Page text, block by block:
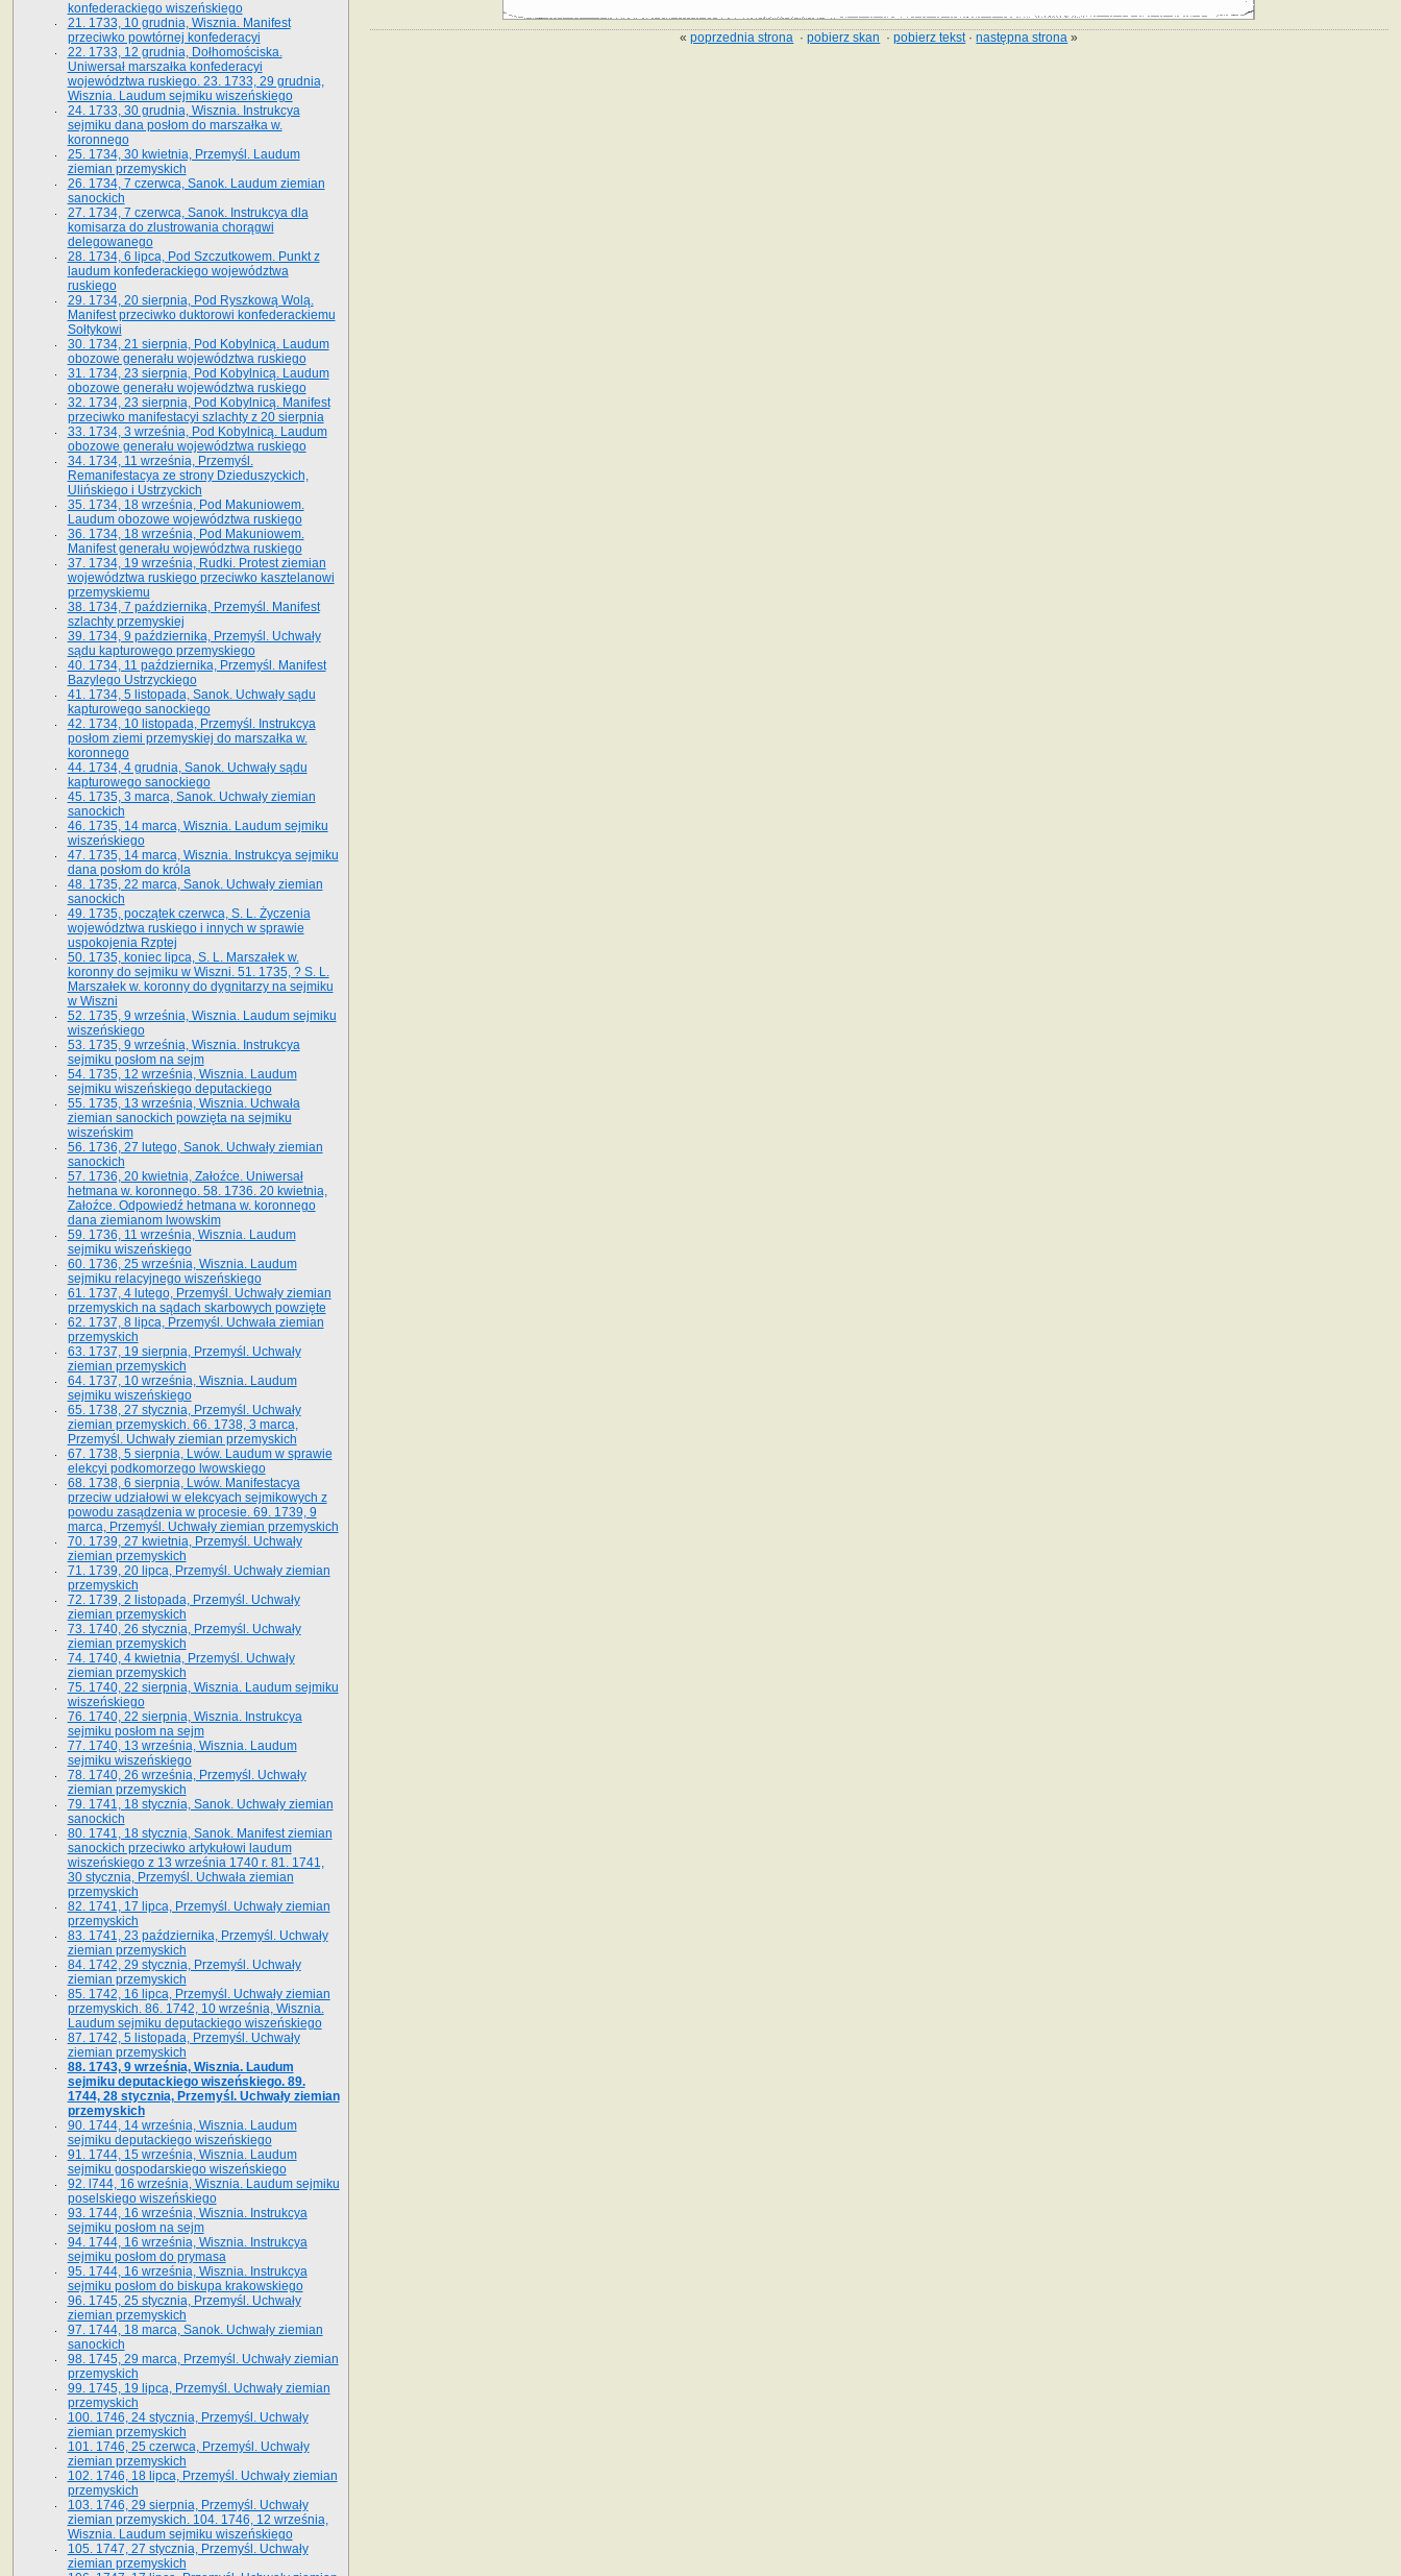
«poprzednia strona ·pobierz skan ·pobierz tekst·następna strona »
konfederackiego wiszeńskiego
21. 1733, 10 grudnia, Wisznia. Manifest
przeciwko powtórnej konfederacyi
22. 1733, 12 grudnia, Dołhomościska.
Uniwersał marszałka konfederacyi
województwa ruskiego. 23. 1733, 29 grudnia,
Wisznia. Laudum sejmiku wiszeńskiego
24. 1733, 30 grudnia, Wisznia. Instrukcya
sejmiku dana posłom do marszałka w.
koronnego
25. 1734, 30 kwietnia, Przemyśl. Laudum
ziemian przemyskich
26. 1734, 7 czerwca, Sanok. Laudum ziemian
sanockich
27. 1734, 7 czerwca, Sanok. Instrukcya dla
komisarza do zlustrowania chorągwi
delegowanego
28. 1734, 6 lipca, Pod Szczutkowem. Punkt z
laudum konfederackiego województwa
ruskiego
29. 1734, 20 sierpnia, Pod Ryszkową Wolą.
Manifest przeciwko duktorowi konfederackiemu
Sołtykowi
30. 1734, 21 sierpnia, Pod Kobylnicą. Laudum
obozowe generału województwa ruskiego
31. 1734, 23 sierpnia, Pod Kobylnicą. Laudum
obozowe generału województwa ruskiego
32. 1734, 23 sierpnia, Pod Kobylnicą. Manifest
przeciwko manifestacyi szlachty z 20 sierpnia
33. 1734, 3 września, Pod Kobylnicą. Laudum
obozowe generału województwa ruskiego
34. 1734, 11 września, Przemyśl.
Remanifestacya ze strony Dzieduszyckich,
Ulińskiego i Ustrzyckich
35. 1734, 18 września, Pod Makuniowem.
Laudum obozowe województwa ruskiego
36. 1734, 18 września, Pod Makuniowem.
Manifest generału województwa ruskiego
37. 1734, 19 września, Rudki. Protest ziemian
województwa ruskiego przeciwko kasztelanowi
przemyskiemu
38. 1734, 7 października, Przemyśl. Manifest
szlachty przemyskiej
39. 1734, 9 października, Przemyśl. Uchwały
sądu kapturowego przemyskiego
40. 1734, 11 października, Przemyśl. Manifest
Bazylego Ustrzyckiego
41. 1734, 5 listopada, Sanok. Uchwały sądu
kapturowego sanockiego
42. 1734, 10 listopada, Przemyśl. Instrukcya
posłom ziemi przemyskiej do marszałka w.
koronnego
44. 1734, 4 grudnia, Sanok. Uchwały sądu
kapturowego sanockiego
45. 1735, 3 marca, Sanok. Uchwały ziemian
sanockich
46. 1735, 14 marca, Wisznia. Laudum sejmiku
wiszeńskiego
47. 1735, 14 marca, Wisznia. Instrukcya sejmiku
dana posłom do króla
48. 1735, 22 marca, Sanok. Uchwały ziemian
sanockich
49. 1735, początek czerwca, S. L. Życzenia
województwa ruskiego i innych w sprawie
uspokojenia Rzptej
50. 1735, koniec lipca, S. L. Marszałek w.
koronny do sejmiku w Wiszni. 51. 1735, ? S. L.
Marszałek w. koronny do dygnitarzy na sejmiku
w Wiszni
52. 1735, 9 września, Wisznia. Laudum sejmiku
wiszeńskiego
53. 1735, 9 września, Wisznia. Instrukcya
sejmiku posłom na sejm
54. 1735, 12 września, Wisznia. Laudum
sejmiku wiszeńskiego deputackiego
55. 1735, 13 września, Wisznia. Uchwała
ziemian sanockich powzięta na sejmiku
wiszeńskim
56. 1736, 27 lutego, Sanok. Uchwały ziemian
sanockich
57. 1736, 20 kwietnia, Załoźce. Uniwersał
hetmana w. koronnego. 58. 1736. 20 kwietnia,
Załoźce. Odpowiedź hetmana w. koronnego
dana ziemianom lwowskim
59. 1736, 11 września, Wisznia. Laudum
sejmiku wiszeńskiego
60. 1736, 25 września, Wisznia. Laudum
sejmiku relacyjnego wiszeńskiego
61. 1737, 4 lutego, Przemyśl. Uchwały ziemian
przemyskich na sądach skarbowych powzięte
62. 1737, 8 lipca, Przemyśl. Uchwała ziemian
przemyskich
63. 1737, 19 sierpnia, Przemyśl. Uchwały
ziemian przemyskich
64. 1737, 10 września, Wisznia. Laudum
sejmiku wiszeńskiego
65. 1738, 27 stycznia, Przemyśl. Uchwały
ziemian przemyskich­­. 66. 1738, 3 marca,
Przemyśl. Uchwały ziemian przemyskich­
67. 1738, 5 sierpnia, Lwów. Laudum w sprawie
elekcyi podkomorzego lwowskiego
68. 1738, 6 sierpnia, Lwów. Manifestacya
przeciw udziałowi w elekcyach sejmikowych z
powodu zasądzenia w procesie. 69. 1739, 9
marca, Przemyśl. Uchwały ziemian przemyskich
70. 1739, 27 kwietnia, Przemyśl. Uchwały
ziemian przemyskich
71. 1739, 20 lipca, Przemyśl. Uchwały ziemian
przemyskich
72. 1739, 2 listopada, Przemyśl. Uchwały
ziemian przemyskich
73. 1740, 26 stycznia, Przemyśl. Uchwały
ziemian przemyskich
74. 1740, 4 kwietnia, Przemyśl. Uchwały
ziemian przemyskich
75. 1740, 22 sierpnia, Wisznia. Laudum sejmiku
wiszeńskiego
76. 1740, 22 sierpnia, Wisznia. Instrukcya
sejmiku posłom na sejm
77. 1740, 13 września, Wisznia. Laudum
sejmiku wiszeńskiego
78. 1740, 26 września, Przemyśl. Uchwały
ziemian przemyskich
79. 1741, 18 stycznia, Sanok. Uchwały ziemian
sanockich
80. 1741, 18 stycznia, Sanok. Manifest ziemian
sanockich przeciwko artykułowi laudum
wiszeńskiego z 13 wrze­śnia 1740 r. 81. 1741,
30 stycznia, Przemyśl. Uchwała ziemian
przemyskich
82. 1741, 17 lipca, Przemyśl. Uchwały ziemian
przemyskich
83. 1741, 23 października, Przemyśl. Uchwały
ziemian przemyskich
84. 1742, 29 stycznia, Przemyśl. Uchwały
ziemian przemyskich
85. 1742, 16 lipca, Przemyśl. Uchwały ziemian
przemyskich. 86. 1742, 10 września, Wisznia.
Laudum sejmiku deputackiego wiszeńskiego
87. 1742, 5 listopada, Przemyśl. Uchwały
ziemian przemyskich
88. 1743, 9 września, Wisznia. Laudum
sejmiku deputackiego wiszeńskiego. 89.
1744, 28 stycznia, Przemyśl. Uchwały ziemian
przemyskich
90. 1744, 14 września, Wisznia. Laudum
sejmiku deputackiego wiszeńskiego
91. 1744, 15 września, Wisznia. Laudum
sejmiku gospodarskiego wiszeńskiego
92. l744, 16 września, Wisznia. Laudum sejmiku
poselskiego wiszeńskiego
93. 1744, 16 września, Wisznia. Instrukcya
sejmiku posłom na sejm
94. 1744, 16 września, Wisznia. Instrukcya
sejmiku posłom do prymasa
95. 1744, 16 września, Wisznia. Instrukcya
sejmiku posłom do biskupa krakowskiego
96. 1745, 25 stycznia, Przemyśl. Uchwały
ziemian przemyskich
97. 1744, 18 marca, Sanok. Uchwały ziemian
sanockich
98. 1745, 29 marca, Przemyśl. Uchwały ziemian
przemyskich
99. 1745, 19 lipca, Przemyśl. Uchwały ziemian
przemyskich
100. 1746, 24 stycznia, Przemyśl. Uchwały
ziemian przemyskich
101. 1746, 25 czerwca, Przemyśl. Uchwały
ziemian przemyskich
102. 1746, 18 lipca, Przemyśl. Uchwały ziemian
przemyskich
103. 1746, 29 sierpnia, Przemyśl. Uchwały
ziemian przemyskich. 104. 1746, 12 września,
Wisznia. Laudum sejmiku wiszeńskiego
105. 1747, 27 stycznia, Przemyśl. Uchwały
ziemian przemyskich